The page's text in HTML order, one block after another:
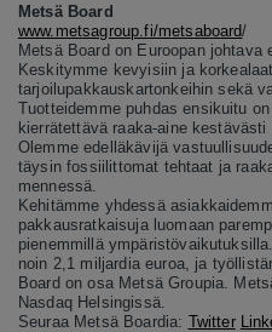
Metsä Board
www.metsagroup.fi/metsaboard/
Metsä Board on Euroopan johtava
Keskitymme kevyisiin ja
tarjoilupakkauskartonkeihin sekä
Tuotteidemme puhdas ensikuitu
kierrätettävä raaka-aine
Olemme edelläkävijä
täysin fossiilittomat tehtaat ja
mennessä.
Kehitämme yhdessä
pakkausratkaisuja luomaan
pienemmillä
noin 2,1 miljardia euroa, ja
Board on osa Metsä Groupia.
Nasdaq Helsingissä.
Seuraa Metsä Boardia: Twitter